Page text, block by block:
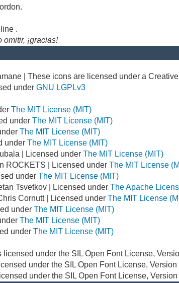
.
¡gracias!
| These icons are licensed under a
underGNU LGPLv3
The MIT License (MIT)
underThe MIT License (MIT)
The MIT License (MIT)
underThe MIT License (MIT)
| Licensed underThe MIT License (MIT)
ROCKETS | Licensed underThe MIT License
underThe MIT License (MIT)
Tsvetkov | Licensed underThe Apache
Cornutt | Licensed underThe MIT License
underThe MIT License (MIT)
The MIT License (MIT)
underThe MIT License (MIT)
licensed under the SIL Open Font License,
under the SIL Open Font License, Version
under the SIL Open Font License, Version